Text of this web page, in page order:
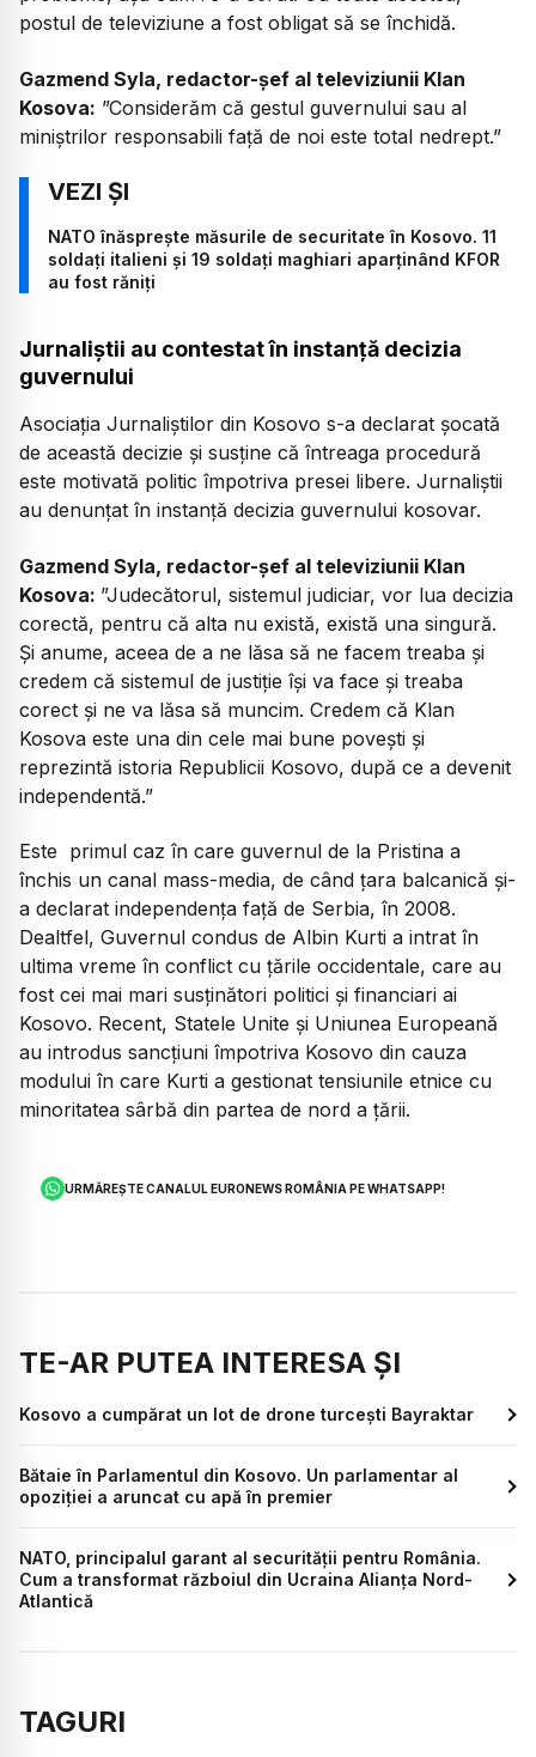
postul de televiziune a fost obligat să se închidă.
Gazmend Syla, redactor-șef al televiziunii Klan
Kosova: ”Considerăm că gestul guvernului sau al
miniștrilor responsabili față de noi este total nedrept.”
NATO înăsprește măsurile de securitate în Kosovo. 11
soldați italieni și 19 soldați maghiari aparținând KFOR
au fost răniți
Jurnaliștii au contestat în instanță decizia
guvernului
Asociaţia Jurnaliştilor din Kosovo s-a declarat șocată
de această decizie și susține că întreaga procedură
este motivată politic împotriva presei libere. Jurnaliștii
au denunțat în instanță decizia guvernului kosovar.
Gazmend Syla, redactor-șef al televiziunii Klan
Kosova: ”Judecătorul, sistemul judiciar, vor lua decizia
corectă, pentru că alta nu există, există una singură.
Și anume, aceea de a ne lăsa să ne facem treaba și
credem că sistemul de justiție își va face și treaba
corect și ne va lăsa să muncim. Credem că Klan
Kosova este una din cele mai bune povești și
reprezintă istoria Republicii Kosovo, după ce a devenit
independentă.”
Este primul caz în care guvernul de la Pristina a
închis un canal mass-media, de când ţara balcanică şi-
a declarat independenţa faţă de Serbia, în 2008.
Dealtfel, Guvernul condus de Albin Kurti a intrat în
ultima vreme în conflict cu ţările occidentale, care au
fost cei mai mari susţinători politici şi financiari ai
Kosovo. Recent, Statele Unite şi Uniunea Europeană
au introdus sancţiuni împotriva Kosovo din cauza
modului în care Kurti a gestionat tensiunile etnice cu
minoritatea sârbă din partea de nord a ţării.
URMĂREȘTE CANALUL EURONEWS ROMÂNIA PE WHATSAPP!
TE-AR PUTEA INTERESA ȘI
Kosovo a cumpărat un lot de drone turcești Bayraktar
Bătaie în Parlamentul din Kosovo. Un parlamentar al
opoziției a aruncat cu apă în premier
NATO, principalul garant al securității pentru România.
Cum a transformat războiul din Ucraina Alianța Nord-
Atlantică
TAGURI